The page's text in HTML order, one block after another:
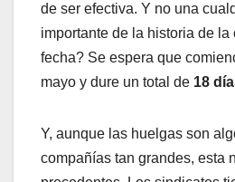
de ser efectiva. Y no una
importante de la historia de la
fecha? Se espera que
mayo y dure un total de 18
Y, aunque las huelgas son
compañías tan grandes, esta